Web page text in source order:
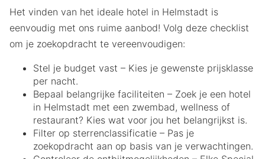
Het vinden van het ideale hotel in Helmstadt is
eenvoudig met ons ruime aanbod! Volg deze checklist
om je zoekopdracht te vereenvoudigen:
Stel je budget vast – Kies je gewenste prijsklasse
per nacht.
Bepaal belangrijke faciliteiten – Zoek je een hotel
in Helmstadt met een zwembad, wellness of
restaurant? Kies wat voor jou het belangrijkst is.
Filter op sterrenclassificatie – Pas je
zoekopdracht aan op basis van je verwachtingen.